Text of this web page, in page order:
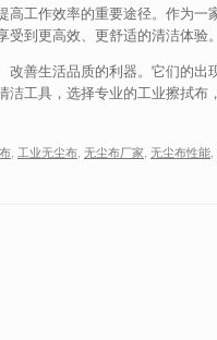
工作效率的重要途径。作为一
到更高效、更舒适的清洁体验。
善生活品质的利器。它们的出
工具，选择专业的工业擦拭布
, 工业无尘布, 无尘布厂家, 无尘布性能,